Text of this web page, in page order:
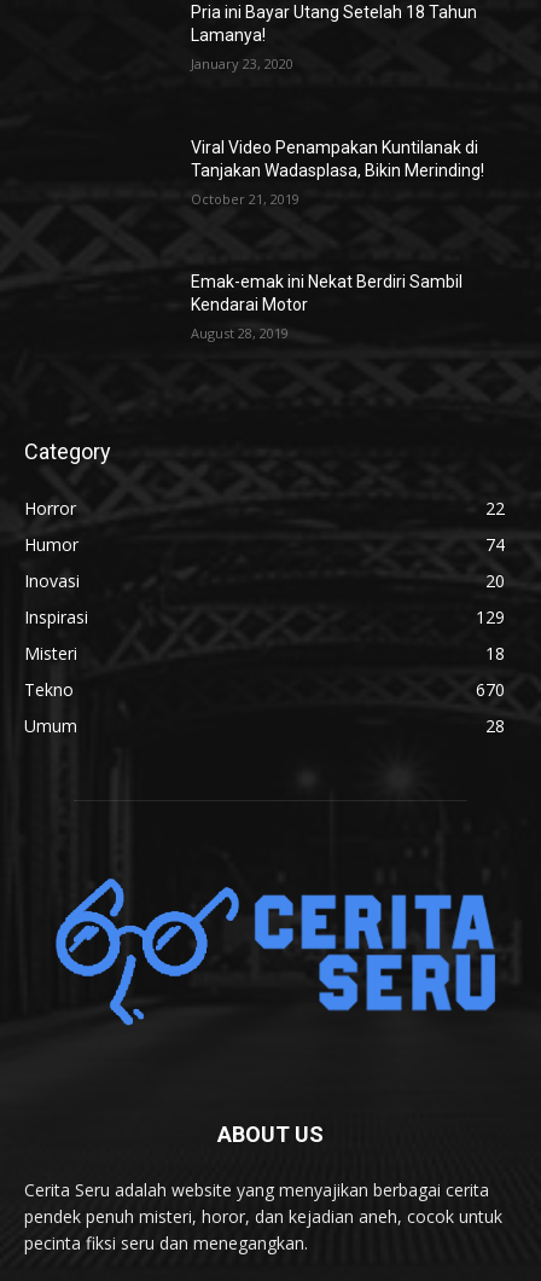
Pria ini Bayar Utang Setelah 18 Tahun
Lamanya!
January 23, 2020
Viral Video Penampakan Kuntilanak di
Tanjakan Wadasplasa, Bikin Merinding!
October 21, 2019
Emak-emak ini Nekat Berdiri Sambil
Kendarai Motor
August 28, 2019
Category
Horror
22
Humor
74
Inovasi
20
Inspirasi
129
Misteri
18
Tekno
670
Umum
28
ABOUT US
Cerita Seru adalah website yang menyajikan berbagai cerita
pendek penuh misteri, horor, dan kejadian aneh, cocok untuk
pecinta fiksi seru dan menegangkan.